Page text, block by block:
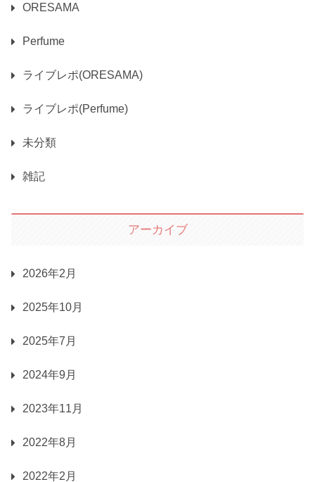
ORESAMA
Perfume
ライブレポ(ORESAMA)
ライブレポ(Perfume)
未分類
雑記
アーカイブ
2026年2月
2025年10月
2025年7月
2024年9月
2023年11月
2022年8月
2022年2月